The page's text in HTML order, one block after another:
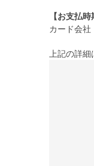
【お支払時
カード会社
上記の詳細